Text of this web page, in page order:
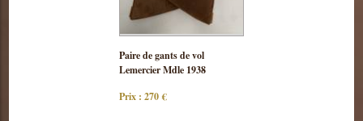
Consulter
cette pièce
Paire de gants de vol
Lemercier Mdle 1938
Prix : 270 €